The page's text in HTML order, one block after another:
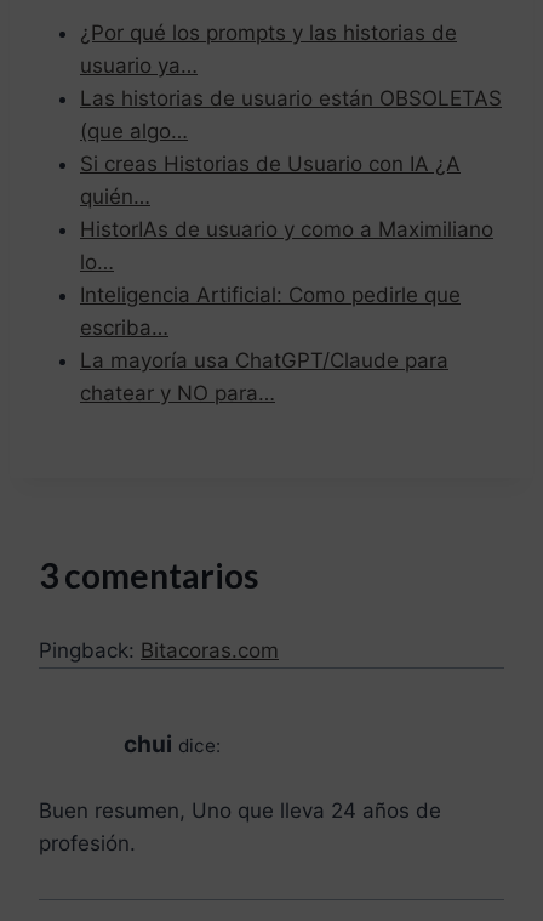
¿Por qué los prompts y las historias de
usuario ya…
Las historias de usuario están OBSOLETAS
(que algo…
Si creas Historias de Usuario con IA ¿A
quién…
HistorIAs de usuario y como a Maximiliano
lo…
Inteligencia Artificial: Como pedirle que
escriba…
La mayoría usa ChatGPT/Claude para
chatear y NO para…
3 comentarios
Pingback: Bitacoras.com
chui dice:
Buen resumen, Uno que lleva 24 años de
profesión.